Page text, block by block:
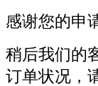
感谢您的申
稍后我们的
订单状况，